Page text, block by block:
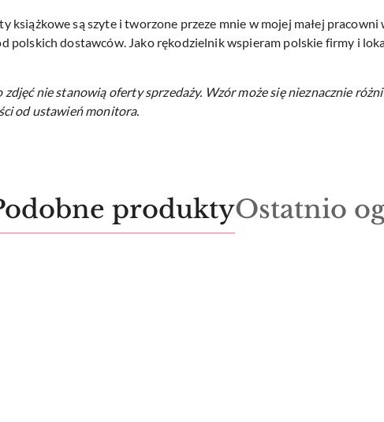
książkowe są szyte i tworzone przeze mnie w mojej małej
polskich dostawców. Jako rękodzielnik wspieram polskie firmy i
nie stanowią oferty sprzedaży. Wzór może się nieznacznie
od ustawień monitora.
produktyProdukty
o
Ostatnio